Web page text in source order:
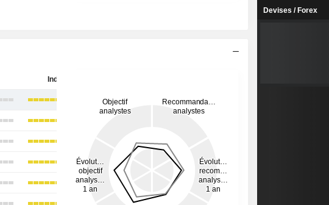
Inde
Devises / Forex